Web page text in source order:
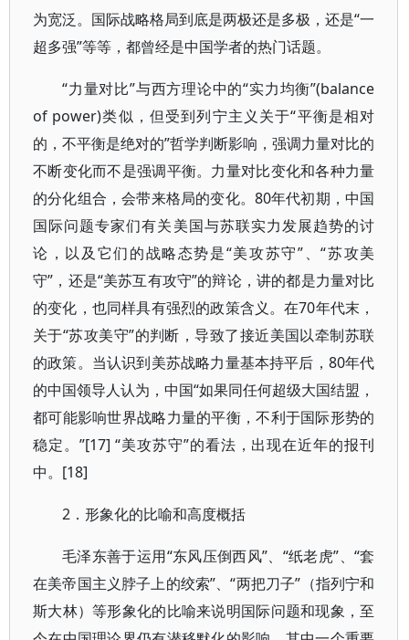
为宽泛。国际战略格局到底是两极还是多极，还是“一
超多强”等等，都曾经是中国学者的热门话题。
“力量对比”与西方理论中的“实力均衡”(balance
of power)类似，但受到列宁主义关于“平衡是相对
的，不平衡是绝对的”哲学判断影响，强调力量对比的
不断变化而不是强调平衡。力量对比变化和各种力量
的分化组合，会带来格局的变化。80年代初期，中国
国际问题专家们有关美国与苏联实力发展趋势的讨
论，以及它们的战略态势是“美攻苏守”、“苏攻美
守”，还是“美苏互有攻守”的辩论，讲的都是力量对比
的变化，也同样具有强烈的政策含义。在70年代末，
关于“苏攻美守”的判断，导致了接近美国以牵制苏联
的政策。当认识到美苏战略力量基本持平后，80年代
的中国领导人认为，中国“如果同任何超级大国结盟，
都可能影响世界战略力量的平衡，不利于国际形势的
稳定。”[17] “美攻苏守”的看法，出现在近年的报刊
中。[18]
2．形象化的比喻和高度概括
毛泽东善于运用“东风压倒西风”、“纸老虎”、“套
在美帝国主义脖子上的绞索”、“两把刀子”（指列宁和
斯大林）等形象化的比喻来说明国际问题和现象，至